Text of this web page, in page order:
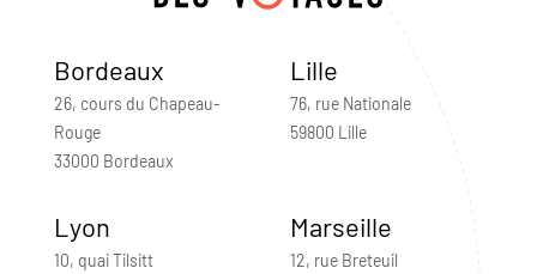
Bordeaux
26, cours du Chapeau-
Rouge
33000 Bordeaux
Lille
76, rue Nationale
59800 Lille
Lyon
10, quai Tilsitt
Marseille
12, rue Breteuil